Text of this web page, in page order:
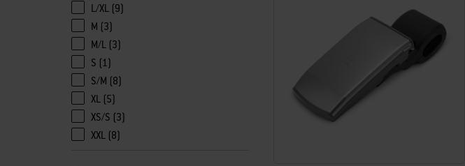
Refinar por Tamanho:L
L/XL (9)
Refinar por Tamanho:L/XL
M (3)
Refinar por Tamanho:M
M/L (3)
Refinar por Tamanho:M/L
S (1)
Refinar por Tamanho:S
S/M (8)
Refinar por Tamanho:S/M
XL (5)
Refinar por Tamanho:XL
XS/S (3)
Refinar por Tamanho:XS/S
XXL (8)